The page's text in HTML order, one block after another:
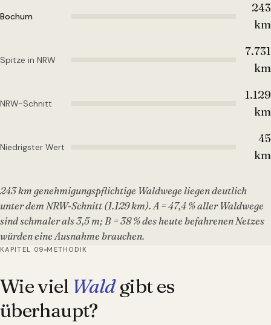
Bochum
243
km
Spitze in NRW
7.731
km
NRW-Schnitt
1.129
km
Niedrigster Wert
45
km
243 km genehmigungspflichtige Waldwege liegen deutlich
unter dem NRW-Schnitt (1.129 km). A = 47,4 % aller Waldwege
sind schmaler als 3,5 m; B = 38 % des heute befahrenen Netzes
würden eine Ausnahme brauchen.
KAPITEL 09 METHODIK
Wie viel Waldgibt es
überhaupt?